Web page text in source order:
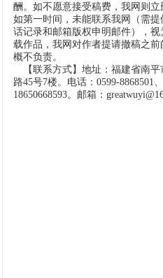
酬。如不愿意接受稿费，我网则立
如第一时间，未能联系我网（需提
话记录和邮箱版权申明邮件），视
载作品，我网对作者提请撤稿之前
概不负责。
【联系方式】地址：福建省南平
路45号7楼。电话：0599-8868501、
18650668593。邮箱：